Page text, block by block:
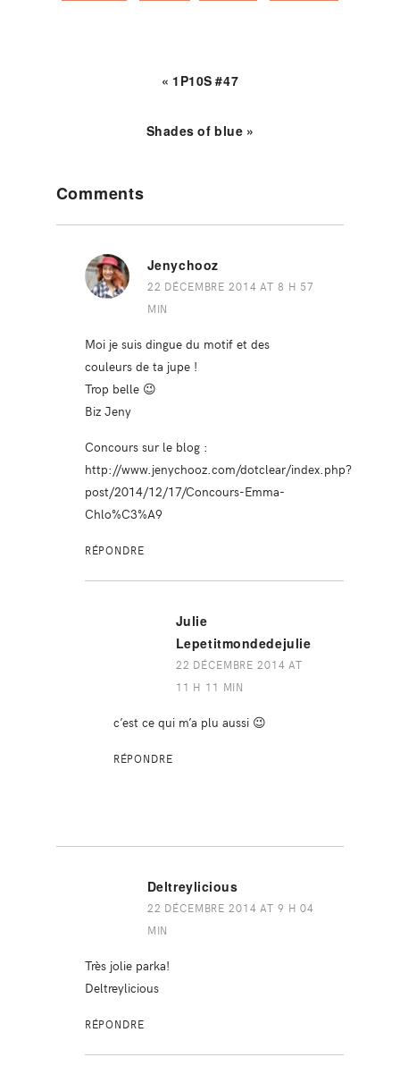
« 1P10S #47
Shades of blue »
Interactions
Comments
Jenychooz
22 DÉCEMBRE 2014 AT 8 H 57
MIN
Moi je suis dingue du motif et des
couleurs de ta jupe !
Trop belle 😉
Biz Jeny
Concours sur le blog :
http://www.jenychooz.com/dotclear/index.php?
post/2014/12/17/Concours-Emma-
Chlo%C3%A9
RÉPONDRE
Julie
Lepetitmondedejulie
22 DÉCEMBRE 2014 AT
11 H 11 MIN
c’est ce qui m’a plu aussi 😉
RÉPONDRE
Deltreylicious
22 DÉCEMBRE 2014 AT 9 H 04
MIN
Très jolie parka!
Deltreylicious
RÉPONDRE